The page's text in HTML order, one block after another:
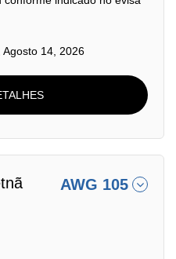
14, 2026
AWG 105